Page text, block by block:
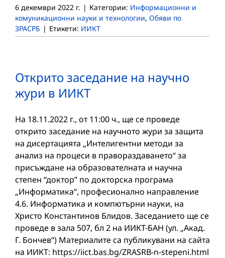
6 декември 2022 г. | Категории: Информационни и
комуникационни науки и технологии, Обяви по
ЗРАСРБ | Етикети: ИИКТ
Открито заседание на научно
жури в ИИКТ
На 18.11.2022 г., от 11:00 ч., ще се проведе
открито заседание на научното жури за защита
на дисертацията „Интелигентни методи за
анализ на процеси в правораздаването“ за
присъждане на образователната и научна
степен “доктор” по докторска програма
„Информатика“, професионално направление
4.6. Информатика и компютърни науки, на
Христо Константинов Блидов. Заседанието ще се
проведе в зала 507, бл 2 на ИИКТ-БАН (ул. „Акад.
Г. Бончев“) Материалите са публикувани на сайта
на ИИКТ: https://iict.bas.bg/ZRASRB-n-stepeni.html